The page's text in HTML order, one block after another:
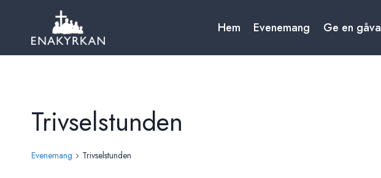
content
Hem Evenemang Ge en gåva
Trivselstunden
Evenemang Trivselstunden